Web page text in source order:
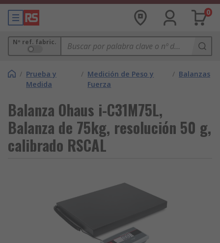
0
Nº ref. fabric.
/ Prueba y
Medida
/ Medición de Peso y
Fuerza
/ Balanzas
Balanza Ohaus i-C31M75L,
Balanza de 75kg, resolución 50 g,
calibrado RSCAL